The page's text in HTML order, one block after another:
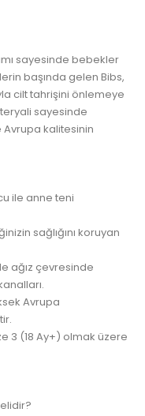
sayesinde bebekler
başında gelen Bibs,
cilt tahrişini önlemeye
sayesinde
Avrupa kalitesinin
ile anne teni
sağlığını koruyan
ağız çevresinde
Avrupa
3 (18 Ay+) olmak üzere